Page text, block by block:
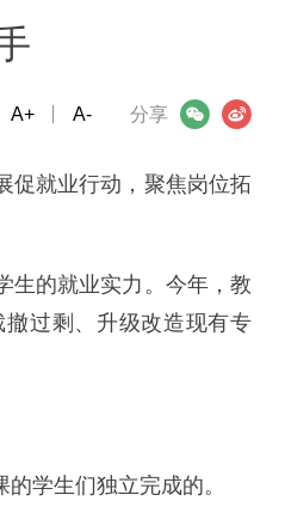
分享
微信 微博
A+ A-
促就业行动，聚焦岗位拓
生的就业实力。今年，教
过剩、升级改造现有专
学生们独立完成的。